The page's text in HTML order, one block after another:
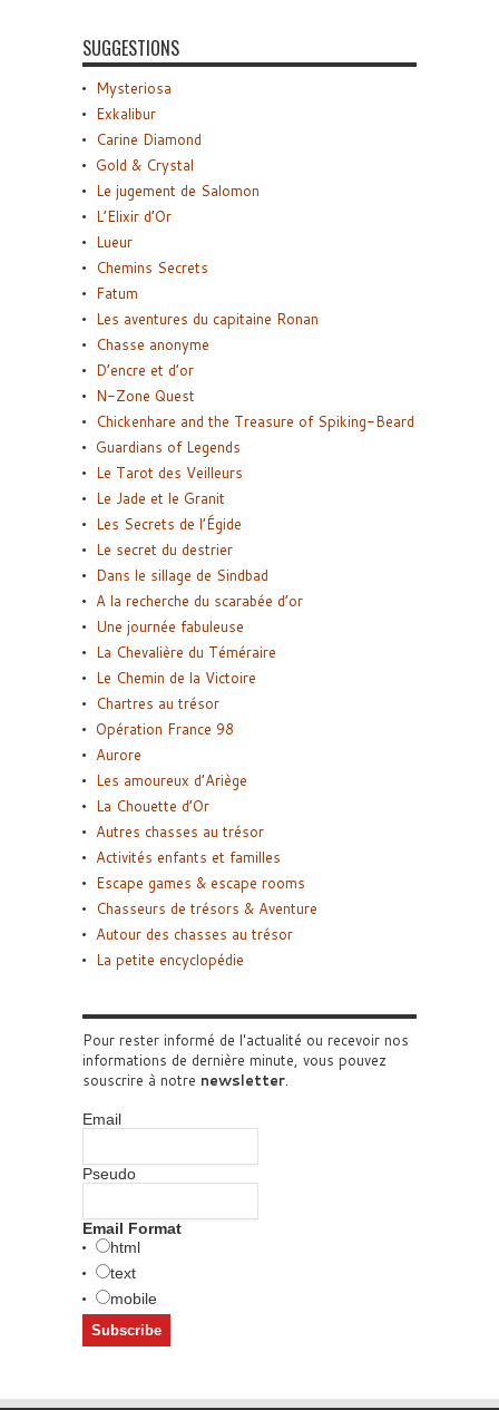
SUGGESTIONS
Mysteriosa
Exkalibur
Carine Diamond
Gold & Crystal
Le jugement de Salomon
L’Elixir d’Or
Lueur
Chemins Secrets
Fatum
Les aventures du capitaine Ronan
Chasse anonyme
D’encre et d’or
N-Zone Quest
Chickenhare and the Treasure of Spiking-Beard
Guardians of Legends
Le Tarot des Veilleurs
Le Jade et le Granit
Les Secrets de l’Égide
Le secret du destrier
Dans le sillage de Sindbad
A la recherche du scarabée d’or
Une journée fabuleuse
La Chevalière du Téméraire
Le Chemin de la Victoire
Chartres au trésor
Opération France 98
Aurore
Les amoureux d’Ariège
La Chouette d’Or
Autres chasses au trésor
Activités enfants et familles
Escape games & escape rooms
Chasseurs de trésors & Aventure
Autour des chasses au trésor
La petite encyclopédie
Pour rester informé de l'actualité ou recevoir nos
informations de dernière minute, vous pouvez
souscrire à notre newsletter.
Email
Pseudo
Email Format
html
text
mobile